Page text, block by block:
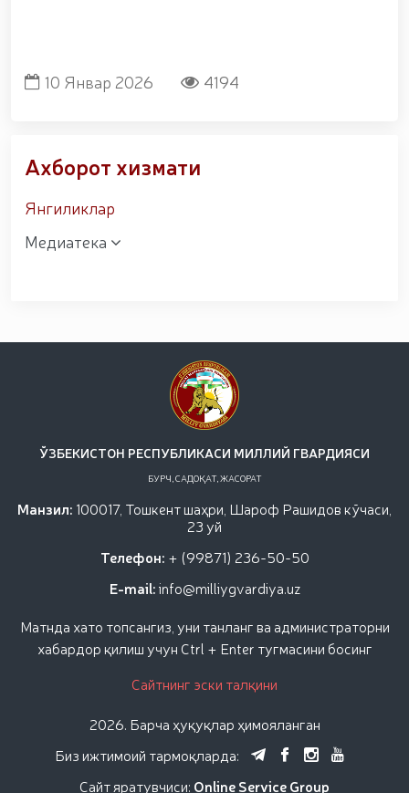
10 Январ 2026 4194
Ахборот хизмати
Янгиликлар
Медиатека
ЎЗБЕКИСТОН РЕСПУБЛИКАСИ МИЛЛИЙ ГВАРДИЯСИ
БУРЧ, САДОҚАТ, ЖАСОРАТ
Манзил: 100017, Тошкент шаҳри, Шароф Рашидов кўчаси,
23 уй
Телефон: + (99871) 236-50-50
E-mail:info@milliygvardiya.uz
Матнда хато топсангиз, уни танланг ва администраторни
хабардор қилиш учун Ctrl + Enter тугмасини босинг
Сайтнинг эски талқини
2026. Барча ҳуқуқлар ҳимояланган
Биз ижтимоий тармоқларда:
Сайт яратувчиси: Online Service Group